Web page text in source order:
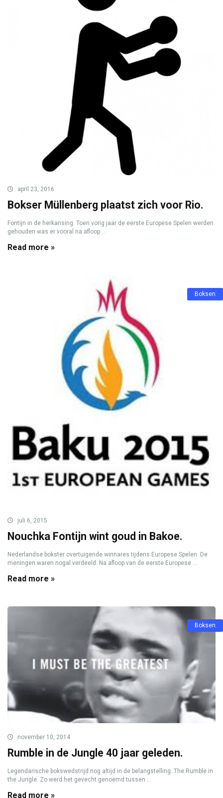
april 23, 2016
Bokser Müllenberg plaatst zich voor Rio.
Fontijn in de herkansing. Toen vorig jaar de eerste Europese Spelen werden
gehouden was er vooral na afloop ...
Read more »
Boksen
juli 6, 2015
Nouchka Fontijn wint goud in Bakoe.
Nederlandse bokster overtuigende winnares tijdens Europese Spelen. De
meningen waren nogal verdeeld. Na afloop van de eerste Europese ...
Read more »
Boksen
november 10, 2014
Rumble in de Jungle 40 jaar geleden.
Legendarische bokswedstrijd nog altijd in de belangstelling. The Rumble in
the Jungle. Zo werd het gevecht genoemd tussen ...
Read more »